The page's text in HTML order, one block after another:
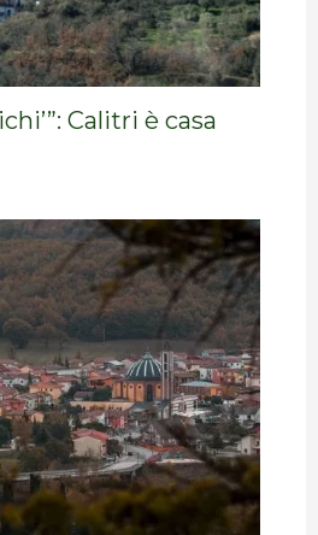
Calitri è casa